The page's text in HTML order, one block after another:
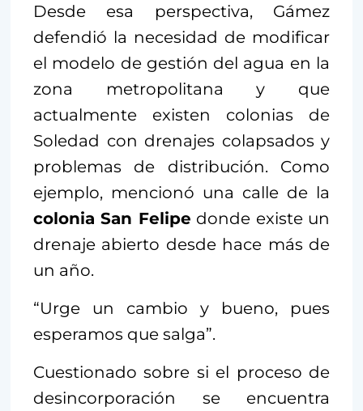
Desde esa perspectiva, Gámez
defendió la necesidad de modificar
el modelo de gestión del agua en la
zona metropolitana y que
actualmente existen colonias de
Soledad con drenajes colapsados y
problemas de distribución. Como
ejemplo, mencionó una calle de la
colonia San Felipe donde existe un
drenaje abierto desde hace más de
un año.
“Urge un cambio y bueno, pues
esperamos que salga”.
Cuestionado sobre si el proceso de
desincorporación se encuentra